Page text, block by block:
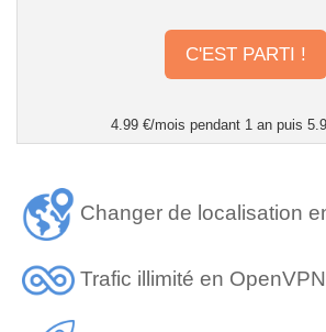
C'EST PARTI !
4.99 €/mois pendant 1 an puis
Changer de localisation
Trafic illimité en